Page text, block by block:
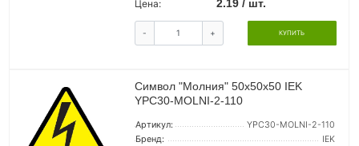
Цена: 2.19 / шт.
- + КУПИТЬ
Символ "Молния" 50х50х50 IEK
YPC30-MOLNI-2-110
Артикул:
YPC30-MOLNI-2-110
Бренд:
IEK